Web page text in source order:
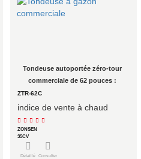
Tondeuse autoportée zéro-tour
commerciale de 62 pouces :
efficacité énergétique EFI pour les
opérations de flotte sur grandes
ZTR-62C
indice de vente à chaud
ZONSEN
35CV
Détaillé Consulter